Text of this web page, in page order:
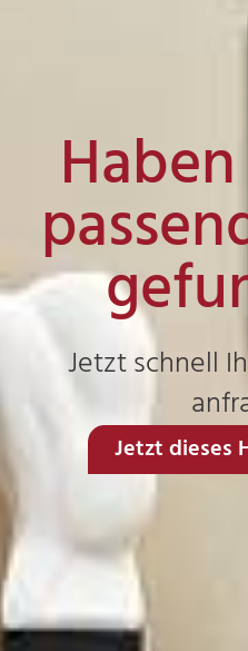
Jetzt schnell
Jetzt dieses